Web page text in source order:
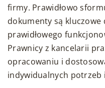
firmy. Prawidłowo
dokumenty są kluczowe
prawidłowego
Prawnicy z kancelarii
opracowaniu i
indywidualnych potrzeb